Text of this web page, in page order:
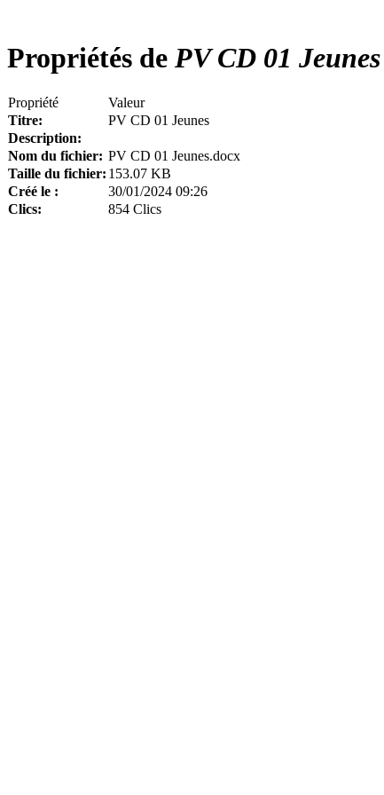
Propriétés de PV CD 01 Jeunes
Propriété
Valeur
Titre:
PV CD 01 Jeunes
Description:
Nom du fichier: PV CD 01 Jeunes.docx
Taille du fichier: 153.07 KB
Créé le :
30/01/2024 09:26
Clics:
854 Clics